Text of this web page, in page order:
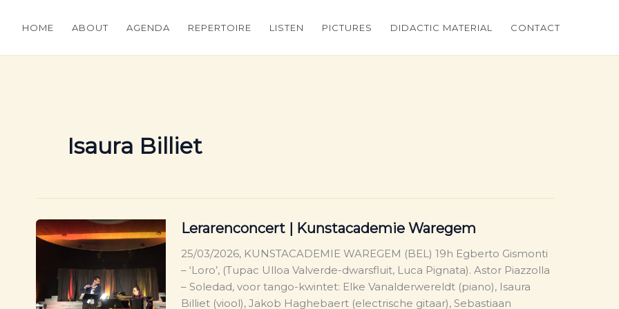
HOME ABOUT AGENDA REPERTOIRE LISTEN PICTURES DIDACTIC MATERIAL CONTACT
Isaura Billiet
Lerarenconcert | Kunstacademie Waregem
25/03/2026, KUNSTACADEMIE WAREGEM (BEL) 19h Egberto Gismonti
– ‘Loro’, (Tupac Ulloa Valverde-dwarsfluit, Luca Pignata). Astor Piazzolla
– Soledad, voor tango-kwintet: Elke Vanalderwereldt (piano), Isaura
Billiet (viool), Jakob Haghebaert (electrische gitaar), Sebastiaan